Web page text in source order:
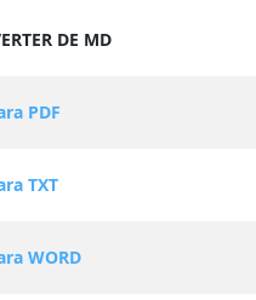
DE MD
PDF
TXT
WORD